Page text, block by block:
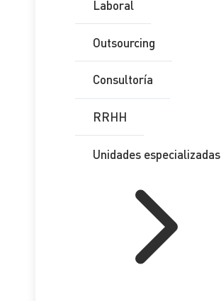
Laboral
Outsourcing
Consultoría
RRHH
Unidades especializadas